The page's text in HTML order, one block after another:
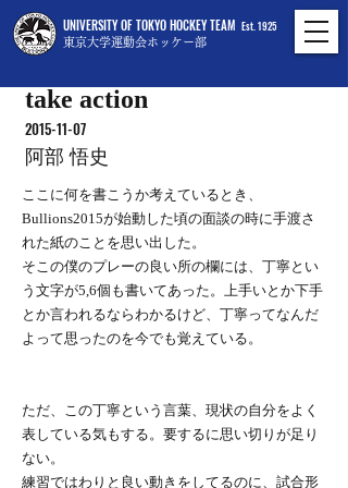
UNIVERSITY OF TOKYO HOCKEY TEAM
東京大学運動会ホッケー部
Est. 1925
take action
2015-11-07
阿部 悟史
ここに何を書こうか考えているとき、
Bullions2015が始動した頃の面談の時に手渡さ
れた紙のことを思い出した。
そこの僕のプレーの良い所の欄には、丁寧とい
う文字が5,6個も書いてあった。上手いとか下手
とか言われるならわかるけど、丁寧ってなんだ
よって思ったのを今でも覚えている。
ただ、この丁寧という言葉、現状の自分をよく
表している気もする。要するに思い切りが足り
ない。
練習ではわりと良い動きをしてるのに、試合形